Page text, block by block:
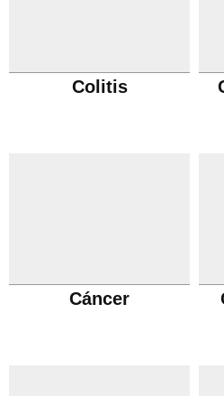
Colitis
Cáncer